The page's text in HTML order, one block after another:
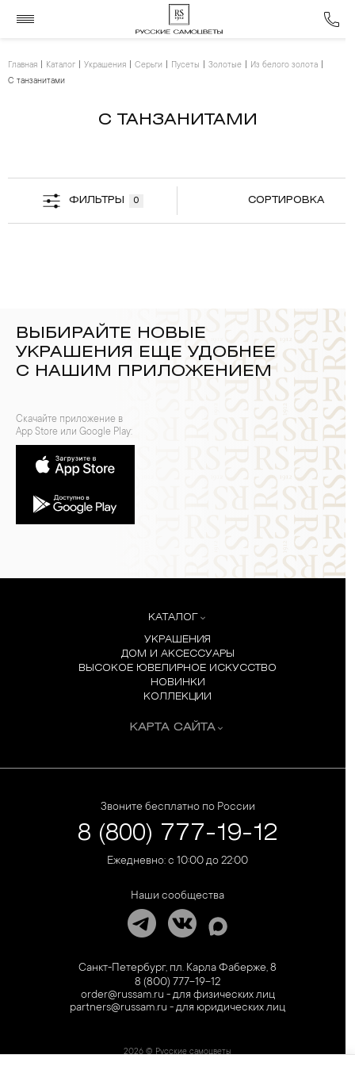
Главная Каталог Украшения Серьги Пусеты Золотые
Из белого золота
С танзанитами
С ТАНЗАНИТАМИ
ФИЛЬТРЫ 0 СОРТИРОВКА
ВЫБИРАЙТЕ НОВЫЕ
УКРАШЕНИЯ ЕЩЕ УДОБНЕЕ
С НАШИМ ПРИЛОЖЕНИЕМ
Скачайте приложение в
App Store или Google Play:
КАТАЛОГ
УКРАШЕНИЯ
ДОМ И АКСЕССУАРЫ
ВЫСОКОЕ ЮВЕЛИРНОЕ ИСКУССТВО
НОВИНКИ
КОЛЛЕКЦИИ
КАРТА САЙТА
Звоните бесплатно по России
8 (800) 777-19-12
Ежедневно: с 10:00 до 22:00
Наши сообщества
Санкт-Петербург, пл. Карла Фаберже, 8
8 (800) 777-19-12
order@russam.ru - для физических лиц
partners@russam.ru - для юридических лиц
2026 © Русские самоцветы